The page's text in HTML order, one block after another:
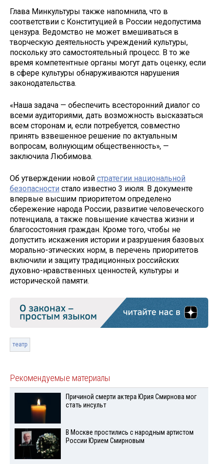
Глава Минкультуры также напомнила, что в
соответствии с Конституцией в России недопустима
цензура. Ведомство не может вмешиваться в
творческую деятельность учреждений культуры,
поскольку это самостоятельный процесс. В то же
время компетентные органы могут дать оценку, если
в сфере культуры обнаруживаются нарушения
законодательства.
«Наша задача — обеспечить всесторонний диалог со
всеми аудиториями, дать возможность высказаться
всем сторонам и, если потребуется, совместно
принять взвешенное решение по актуальным
вопросам, волнующим общественность», —
заключила Любимова.
Об утверждении новой стратегии национальной
безопасности стало известно 3 июля. В документе
впервые высшим приоритетом определено
сбережение народа России, развитие человеческого
потенциала, а также повышение качества жизни и
благосостояния граждан. Кроме того, чтобы не
допустить искажения истории и разрушения базовых
морально-этических норм, в перечень приоритетов
включили и защиту традиционных российских
духовно-нравственных ценностей, культуры и
исторической памяти.
театр
Рекомендуемые материалы
Причиной смерти актера Юрия Смирнова мог
стать инсульт
В Москве простились с народным артистом
России Юрием Смирновым